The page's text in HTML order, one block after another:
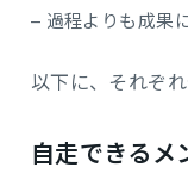
– 過程よりも成果
以下に、それぞ
自走できるメ